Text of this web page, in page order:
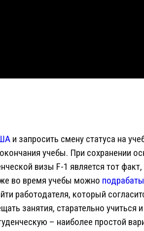
и запросить смену статуса на
учебы. При сохранении
визы F-1 является тот
во время учебы можно
работодателя, который
занятия, старательно учиться
– наиболее простой